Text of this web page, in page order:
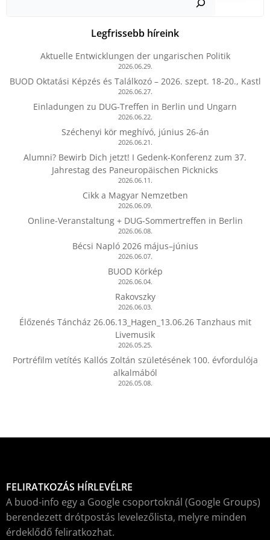
Legfrissebb híreink
Aktuelle Entwicklungen der ungarischen Politik
2026.06.29.
BUOD Oktatási Képzés és Találkozó – 2026. szept. 18-20., Kastl
2026.06.27.
Einladungen zu DUG-Treffen in Berlin und Ungarn
2026.06.22.
Széchenyi kör meghívó, június 26-án
2026.06.21.
Alumni? Bewirb Dich jetzt! I Gedenk-Konferenz zum 37.
Jahrestag des Paneuropäischen Picknicks
2026.06.11.
Cikk a Magyar Nemzetben
2026.06.09.
Online-Veranstaltung + DUG-Sommertreffen in Berlin
2026.06.08.
Bécsi Napló 2026 május–június
2026.06.07.
BUOD Körkép
2026.06.04.
Rakovszky
2026.06.03.
Élőzenés Táncház 26.06.13_Hagen_13.06.26 Tanzhaus mit
Livemusik
2026.05.25.
Portréfilm vetítés Kallós Zoltán születésének 100. évfordulója
alkalmából
2026.05.08.
FELIRATKOZÁS HÍRLEVÉLRE
A buod-info egy a Google csoportoknál (Google Groups)
berendezett drótpostás levelezőlista, melyre minden
érdeklődő feliratkozhat.